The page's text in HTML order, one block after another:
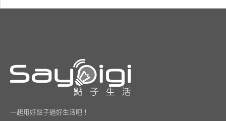
一起用好點子過好生活吧！